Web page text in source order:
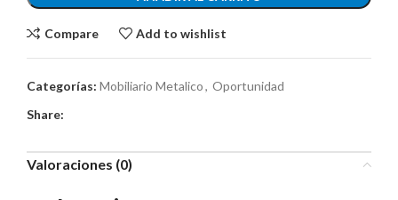
Compare Add to wishlist
Categorías: Mobiliario Metalico, Oportunidad
Share:
Valoraciones (0)